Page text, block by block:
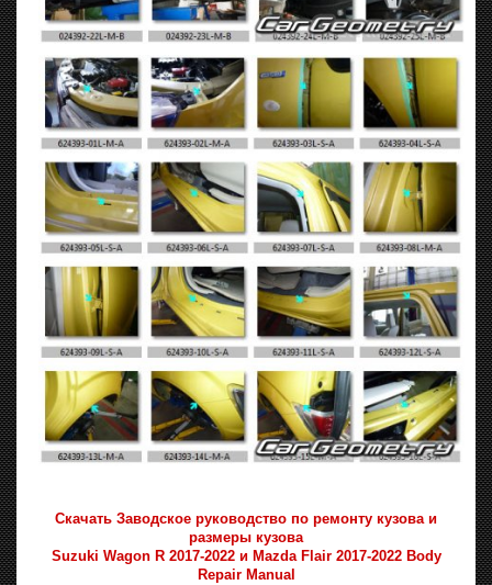
Скачать Заводское руководство по ремонту кузова и
размеры кузова
Suzuki Wagon R 2017-2022 и Mazda Flair 2017-2022 Body
Repair Manual